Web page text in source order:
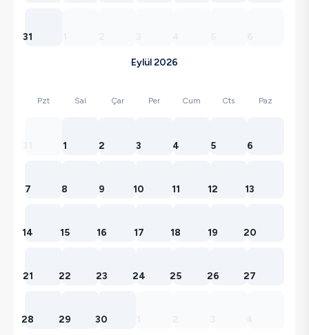
31
Eylül 2026
Pzt Sal Çar Per Cum Cts Paz
1 2 3 4 5 6
7 8 9 10 11 12 13
14 15 16 17 18 19 20
21 22 23 24 25 26 27
28 29 30